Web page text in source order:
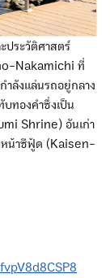
ประวัติศาสตร์
Nakamichi ที่
ำลังแล่นรถอยู่กลาง
ทองคำซึ่งเป็น
Shrine) อันเก่า
หน้าซีฟู้ด (Kaisen-